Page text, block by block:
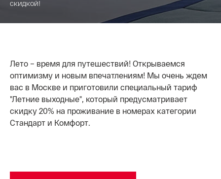
скидкой!
Лето – время для путешествий! Открываемся
оптимизму и новым впечатлениям! Мы очень ждем
вас в Москве и приготовили специальный тариф
"Летние выходные", который предусматривает
скидку 20% на проживание в номерах категории
Стандарт и Комфорт.